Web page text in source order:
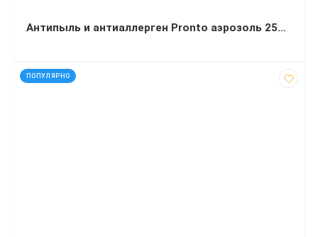
Антипыль и антиаллерген Pronto аэрозоль 250 мл
ПОПУЛЯРНО
код: 21961